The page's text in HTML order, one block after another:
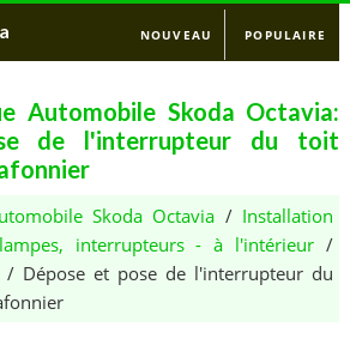
NOUVEAU POPULAIRE
Automobile Skoda Octavia:
de l'interrupteur du toit
Skoda Octavia / Installation
interrupteurs - à l'intérieur /
Dépose et pose de l'interrupteur du